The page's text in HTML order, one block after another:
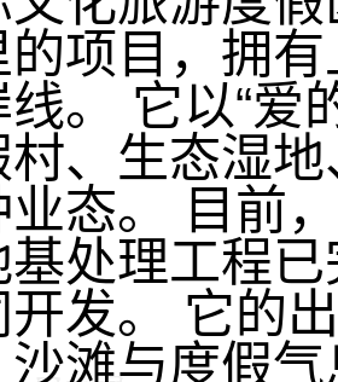
的项目，拥
。 它以“爱
村、生态湿
业态。 目前
基处理工程
开发。 它的
沙滩与度假